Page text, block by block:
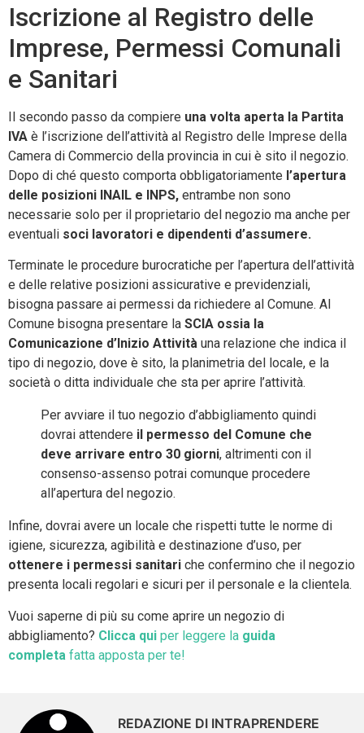
Iscrizione al Registro delle
Imprese, Permessi Comunali
e Sanitari
Il secondo passo da compiere una volta aperta la Partita
IVA è l’iscrizione dell’attività al Registro delle Imprese della
Camera di Commercio della provincia in cui è sito il negozio.
Dopo di ché questo comporta obbligatoriamente l’apertura
delle posizioni INAIL e INPS, entrambe non sono
necessarie solo per il proprietario del negozio ma anche per
eventuali soci lavoratori e dipendenti d’assumere.
Terminate le procedure burocratiche per l’apertura dell’attività
e delle relative posizioni assicurative e previdenziali,
bisogna passare ai permessi da richiedere al Comune. Al
Comune bisogna presentare la SCIA ossia la
Comunicazione d’Inizio Attività una relazione che indica il
tipo di negozio, dove è sito, la planimetria del locale, e la
società o ditta individuale che sta per aprire l’attività.
Per avviare il tuo negozio d’abbigliamento quindi
dovrai attendere il permesso del Comune che
deve arrivare entro 30 giorni, altrimenti con il
consenso-assenso potrai comunque procedere
all’apertura del negozio.
Infine, dovrai avere un locale che rispetti tutte le norme di
igiene, sicurezza, agibilità e destinazione d’uso, per
ottenere i permessi sanitari che confermino che il negozio
presenta locali regolari e sicuri per il personale e la clientela.
Vuoi saperne di più su come aprire un negozio di
abbigliamento? Clicca qui per leggere la guida
completa fatta apposta per te!
REDAZIONE DI INTRAPRENDERE